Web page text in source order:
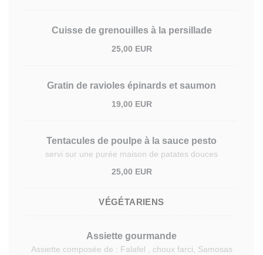
Cuisse de grenouilles à la persillade
25,00 EUR
Gratin de ravioles épinards et saumon
19,00 EUR
Tentacules de poulpe à la sauce pesto
servi sur une purée maison de patates douces
25,00 EUR
VÉGÉTARIENS
Assiette gourmande
Assiette composée de : Falafel , choux farci, Samosas